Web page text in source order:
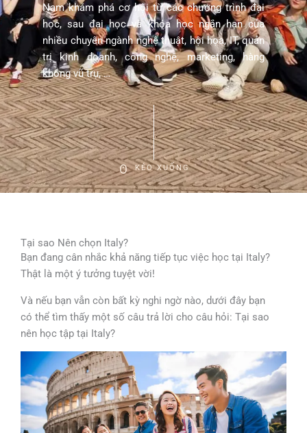
Nam khám phá cơ hội từ các chương trình đại
học, sau đại học và khóa học ngắn hạn của
nhiều chuyên ngành nghệ thuật, hội họa, IT, quản
trị kinh doanh, công nghệ, marketing, hàng
không vũ trụ, …
KÉO XUỐNG
Tại sao Nên chọn Italy?
Bạn đang cân nhắc khả năng tiếp tục việc học tại Italy?
Thật là một ý tưởng tuyệt vời!
Và nếu bạn vẫn còn bất kỳ nghi ngờ nào, dưới đây bạn
có thể tìm thấy một số câu trả lời cho câu hỏi: Tại sao
nên học tập tại Italy?